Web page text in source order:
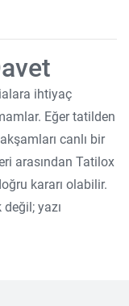
ihtiyaç
Eğer tatilden
canlı bir
arasından Tatilox
kararı olabilir.
yazı